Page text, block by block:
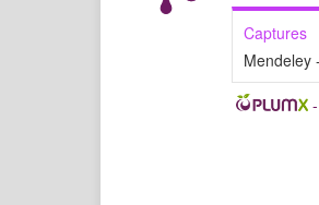
Captures
Mendeley
-